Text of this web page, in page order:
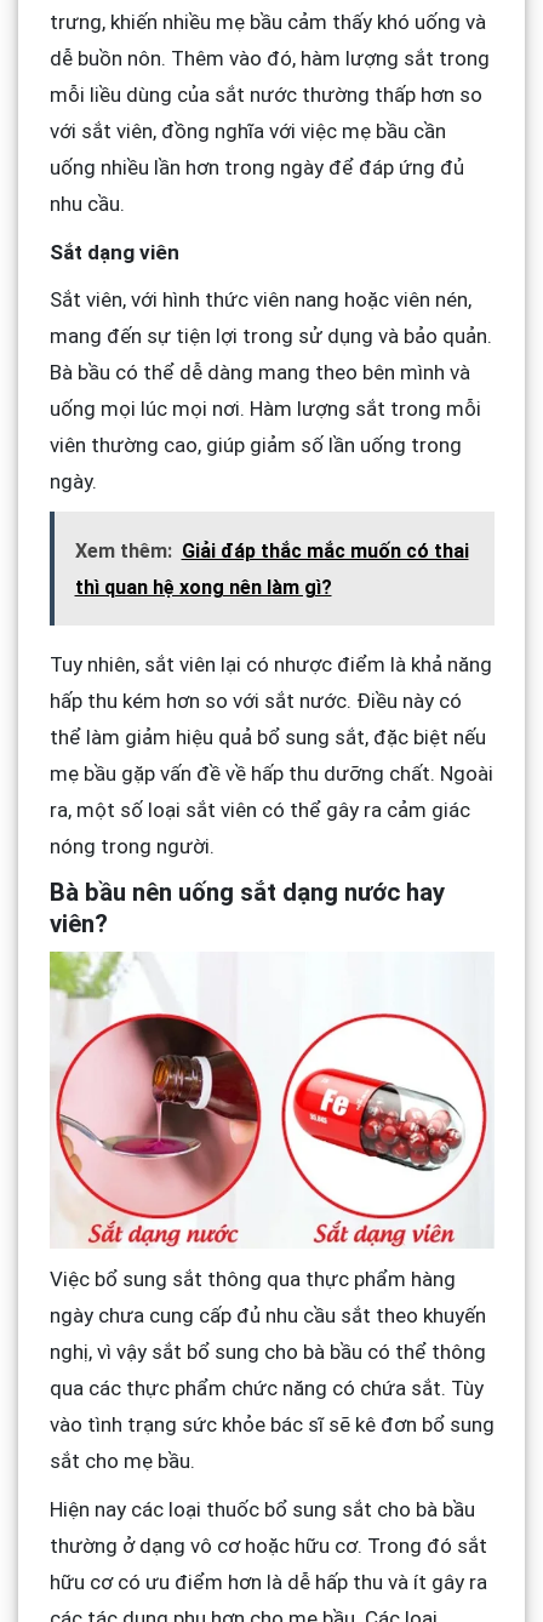
trưng, khiến nhiều mẹ bầu cảm thấy khó uống và
dễ buồn nôn. Thêm vào đó, hàm lượng sắt trong
mỗi liều dùng của sắt nước thường thấp hơn so
với sắt viên, đồng nghĩa với việc mẹ bầu cần
uống nhiều lần hơn trong ngày để đáp ứng đủ
nhu cầu.
Sắt dạng viên
Sắt viên, với hình thức viên nang hoặc viên nén,
mang đến sự tiện lợi trong sử dụng và bảo quản.
Bà bầu có thể dễ dàng mang theo bên mình và
uống mọi lúc mọi nơi. Hàm lượng sắt trong mỗi
viên thường cao, giúp giảm số lần uống trong
ngày.
Xem thêm: Giải đáp thắc mắc muốn có thai
thì quan hệ xong nên làm gì?
Tuy nhiên, sắt viên lại có nhược điểm là khả năng
hấp thu kém hơn so với sắt nước. Điều này có
thể làm giảm hiệu quả bổ sung sắt, đặc biệt nếu
mẹ bầu gặp vấn đề về hấp thu dưỡng chất. Ngoài
ra, một số loại sắt viên có thể gây ra cảm giác
nóng trong người.
Bà bầu nên uống sắt dạng nước hay
viên?
Việc bổ sung sắt thông qua thực phẩm hàng
ngày chưa cung cấp đủ nhu cầu sắt theo khuyến
nghị, vì vậy sắt bổ sung cho bà bầu có thể thông
qua các thực phẩm chức năng có chứa sắt. Tùy
vào tình trạng sức khỏe bác sĩ sẽ kê đơn bổ sung
sắt cho mẹ bầu.
Hiện nay các loại thuốc bổ sung sắt cho bà bầu
thường ở dạng vô cơ hoặc hữu cơ. Trong đó sắt
hữu cơ có ưu điểm hơn là dễ hấp thu và ít gây ra